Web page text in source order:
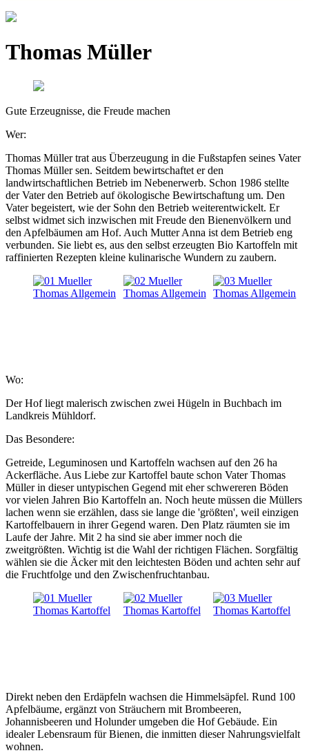
Thomas Müller
Gute Erzeugnisse, die Freude machen
Wer:
Thomas Müller trat aus Überzeugung in die Fußstapfen seines Vater
Thomas Müller sen. Seitdem bewirtschaftet er den
landwirtschaftlichen Betrieb im Nebenerwerb. Schon 1986 stellte
der Vater den Betrieb auf ökologische Bewirtschaftung um. Den
Vater begeistert, wie der Sohn den Betrieb weiterentwickelt. Er
selbst widmet sich inzwischen mit Freude den Bienenvölkern und
den Apfelbäumen am Hof. Auch Mutter Anna ist dem Betrieb eng
verbunden. Sie liebt es, aus den selbst erzeugten Bio Kartoffeln mit
raffinierten Rezepten kleine kulinarische Wundern zu zaubern.
Wo:
Der Hof liegt malerisch zwischen zwei Hügeln in Buchbach im
Landkreis Mühldorf.
Das Besondere:
Getreide, Leguminosen und Kartoffeln wachsen auf den 26 ha
Ackerfläche. Aus Liebe zur Kartoffel baute schon Vater Thomas
Müller in dieser untypischen Gegend mit eher schwereren Böden
vor vielen Jahren Bio Kartoffeln an. Noch heute müssen die Müllers
lachen wenn sie erzählen, dass sie lange die 'größten', weil einzigen
Kartoffelbauern in ihrer Gegend waren. Den Platz räumten sie im
Laufe der Jahre. Mit 2 ha sind sie aber immer noch die
zweitgrößten. Wichtig ist die Wahl der richtigen Flächen. Sorgfältig
wählen sie die Äcker mit den leichtesten Böden und achten sehr auf
die Fruchtfolge und den Zwischenfruchtanbau.
Direkt neben den Erdäpfeln wachsen die Himmelsäpfel. Rund 100
Apfelbäume, ergänzt von Sträuchern mit Brombeeren,
Johannisbeeren und Holunder umgeben die Hof Gebäude. Ein
idealer Lebensraum für Bienen, die inmitten dieser Nahrungsvielfalt
wohnen.